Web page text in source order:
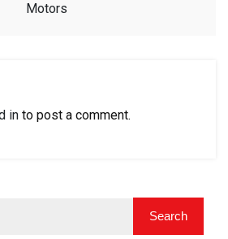
Motors
in to post a comment.